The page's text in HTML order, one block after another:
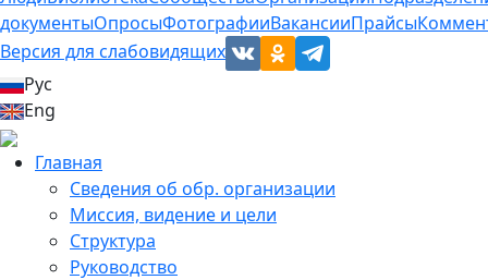
документыОпросыФотографииВакансииПрайсы
Версия для слабовидящих
Рус
Eng
Главная
Сведения об обр. организации
Миссия, видение и цели
Структура
Руководство